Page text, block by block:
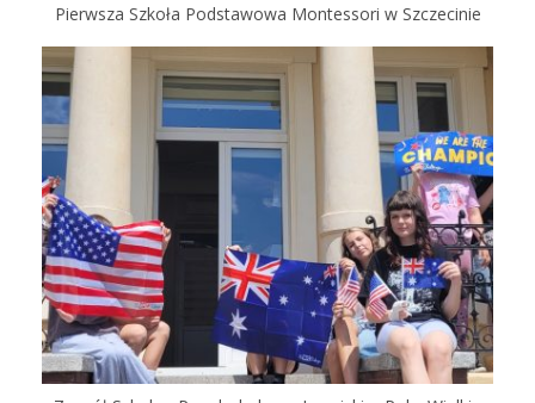
Pierwsza Szkoła Podstawowa Montessori w Szczecinie